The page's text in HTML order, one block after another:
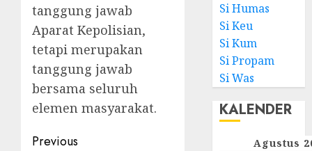
tanggung jawab
Aparat Kepolisian,
tetapi merupakan
tanggung jawab
bersama seluruh
elemen masyarakat.
Previous
Si Humas
Si Keu
Si Kum
Si Propam
Si Was
KALENDER
Agustus